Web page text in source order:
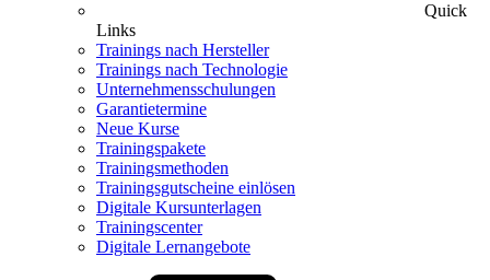
Quick
Links
Trainings nach Hersteller
Trainings nach Technologie
Unternehmensschulungen
Garantietermine
Neue Kurse
Trainingspakete
Trainingsmethoden
Trainingsgutscheine einlösen
Digitale Kursunterlagen
Trainingscenter
Digitale Lernangebote